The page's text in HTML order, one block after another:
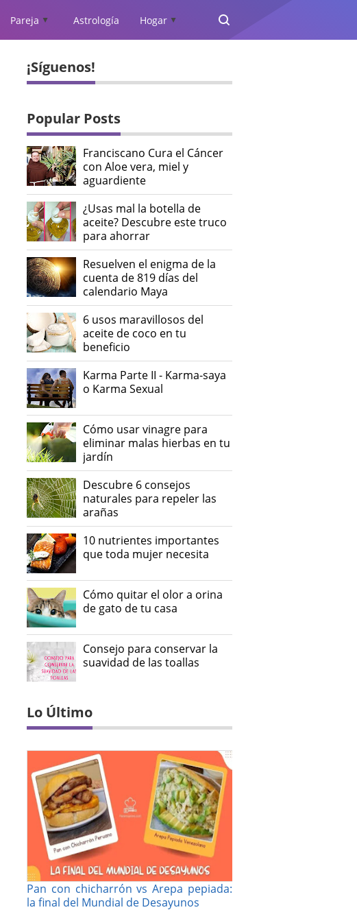
Pareja ▲ Astrología Hogar ▲
¡Síguenos!
Popular Posts
Franciscano Cura el Cáncer
con Aloe vera, miel y
aguardiente
¿Usas mal la botella de
aceite? Descubre este truco
para ahorrar
Resuelven el enigma de la
cuenta de 819 días del
calendario Maya
6 usos maravillosos del
aceite de coco en tu
beneficio
Karma Parte II - Karma-saya
o Karma Sexual
Cómo usar vinagre para
eliminar malas hierbas en tu
jardín
Descubre 6 consejos
naturales para repeler las
arañas
10 nutrientes importantes
que toda mujer necesita
Cómo quitar el olor a orina
de gato de tu casa
Consejo para conservar la
suavidad de las toallas
Lo Último
Pan con chicharrón vs Arepa pepiada:
la final del Mundial de Desayunos